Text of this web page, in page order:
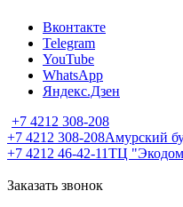
Вконтакте
Telegram
YouTube
WhatsApp
Яндекс.Дзен
+7 4212 308-208
+7 4212 308-208Амурский
+7 4212 46-42-11ТЦ
Заказать звонок